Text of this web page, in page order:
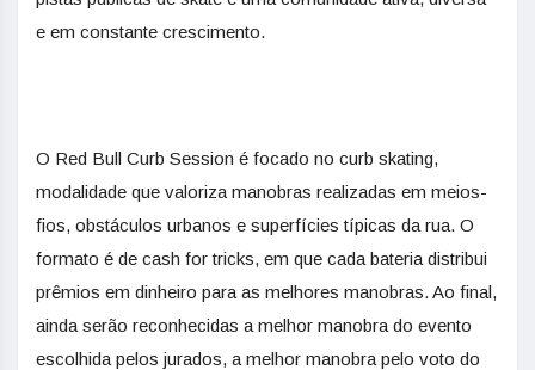
e em constante crescimento.
O Red Bull Curb Session é focado no curb skating,
modalidade que valoriza manobras realizadas em meios-
fios, obstáculos urbanos e superfícies típicas da rua. O
formato é de cash for tricks, em que cada bateria distribui
prêmios em dinheiro para as melhores manobras. Ao final,
ainda serão reconhecidas a melhor manobra do evento
escolhida pelos jurados, a melhor manobra pelo voto do